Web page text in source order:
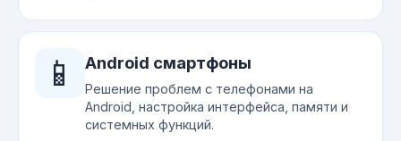
📱 Android смартфоны
Решение проблем с телефонами на
Android, настройка интерфейса, памяти и
системных функций.